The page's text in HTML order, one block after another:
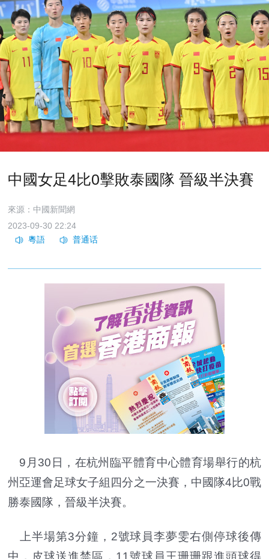
中國女足4比0擊敗泰國隊 晉級半決賽
來源：中國新聞網
2023-09-30 22:24
9月30日，在杭州臨平體育中心體育場舉行的杭
州亞運會足球女子組四分之一決賽，中國隊4比0戰
勝泰國隊，晉級半決賽。
上半場第3分鐘，2號球員李夢雯右側停球後傳
中，皮球送進禁區，11號球員王珊珊跟進頭球得